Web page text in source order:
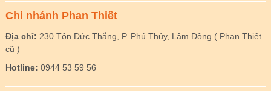
Chi nhánh Phan Thiết
Địa chỉ: 230 Tôn Đức Thắng, P. Phú Thủy, Lâm Đồng ( Phan Thiết
cũ )
Hotline: 0944 53 59 56